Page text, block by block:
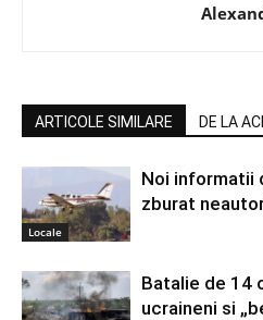
ARTICOLE SIMILARE DE LA
Locale
Noi informatii
zburat
Batalie de 14
ucraineni si